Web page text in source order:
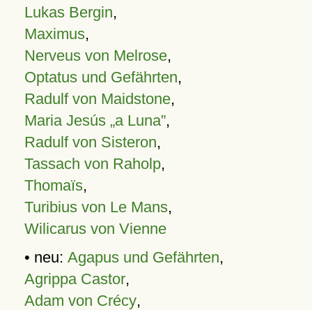
Lukas Bergin,
Maximus,
Nerveus von Melrose,
Optatus und Gefährten,
Radulf von Maidstone,
Maria Jesús „a Luna”,
Radulf von Sisteron,
Tassach von Raholp,
Thomaïs,
Turibius von Le Mans,
Wilicarus von Vienne
• neu: Agapus und Gefährten,
Agrippa Castor,
Adam von Crécy,